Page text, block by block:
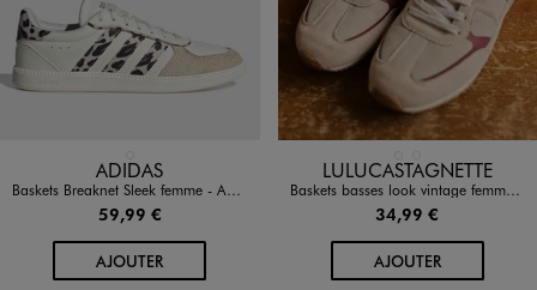
Disponible en 1 coloris
ADIDAS
Baskets Breaknet Sleek femme - Adidas
59,99 €
AJOUTERAU PANIER
Disponible en 2 coloris
LULUCASTAGNETTE
Baskets basses look vintage femme - LuluCastagnette
34,99 €
AJOUTERAU PANIER